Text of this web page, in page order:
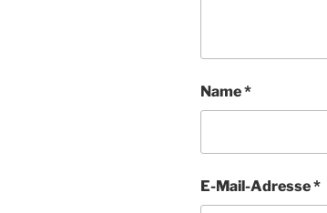
Name*
E-Mail-Adresse*